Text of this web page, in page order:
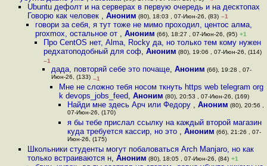
Ubuntu дефолт и на серверах в первую очередь и на десктопах
Говорю как человек , Аноним (80), 18:03 , 07-Июн-26, (83) –1
говори за себя, я тут тоже не мимо проходил, центос алма,
proxmox, остальное от ,Аноним (66), 18:27 , 07-Июн-26, (95) +1
Про CentOS нет, Alma, Rocky да, но только тем кому нужен
редхатоподобный для соф, Аноним (80), 19:06 , 07-Июн-26, (114)
–1
дада, повторяй себе это почаще, Аноним (66), 19:28 , 07-
Июн-26, (133) –1
Мне не сложно тебя носом ткнуть https web telegram org
k devops_jobs_feed,Аноним (80), 20:53 , 07-Июн-26, (169)
Найди мне здесь Арч или Федору , Аноним (80), 20:56 ,
07-Июн-26, (170)
я бы тебе прислал ссылку на каждый второй магазин
куда требуется кассир, но это , Аноним (66), 21:26 , 07-
Июн-26, (175)
Школьники студенты могут побаловаться Arch Manjaro, но как
только встраиваются н, Аноним (80), 18:05 , 07-Июн-26, (84) +1